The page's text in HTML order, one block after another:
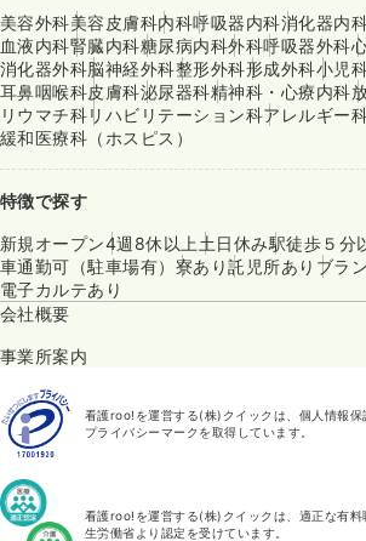
美容外科美容皮膚科内科呼吸器内科消化器内
血液内科腎臓内科糖尿病内科外科呼吸器外科
消化器外科脳神経外科整形外科形成外科小児
耳鼻咽喉科皮膚科泌尿器科精神科・心療内科
リウマチ科リハビリテーション科アレルギー
緩和医療科（ホスピス）
特徴で探す
新規オープン4週8休以上土日休み駅徒歩５分
車通勤可（駐車場有） 寮あり託児所あり ブラ
電子カルテあり
会社概要
事業所案内
看護roo!を運営する(株)クイックは、個人情報保
プライバシーマークを取得しています。
看護roo!を運営する(株)クイックは、適正な有料
生労働省より認定を受けています。